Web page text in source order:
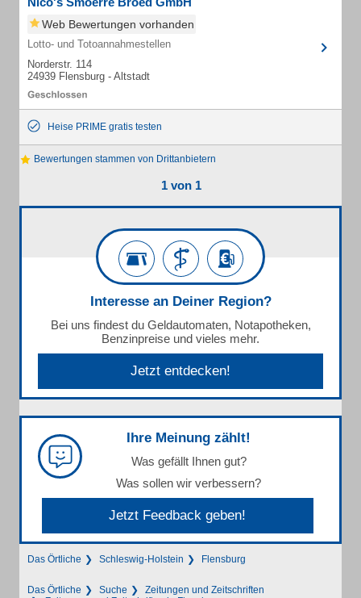
Web Bewertungen vorhanden
Lotto- und Totoannahmestellen
Norderstr. 114
24939 Flensburg - Altstadt
Heise PRIME gratis testen
Bewertungen stammen von Drittanbietern
1 von 1
Interesse an Deiner Region?
Bei uns findest du Geldautomaten, Notapotheken,
Benzinpreise und vieles mehr.
Jetzt entdecken!
Ihre Meinung zählt!
Was gefällt Ihnen gut?
Was sollen wir verbessern?
Jetzt Feedback geben!
Das Örtliche Schleswig-Holstein Flensburg
Das Örtliche Suche
Zeitungen und Zeitschriften